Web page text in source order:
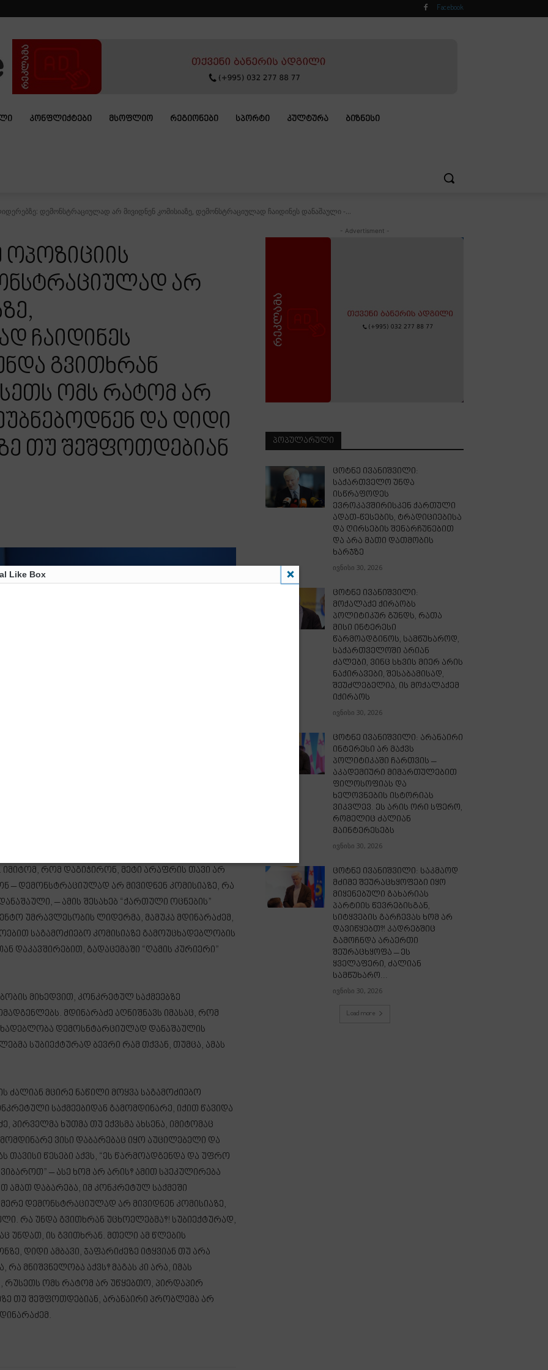
Facebook
ᲙᲝᲜᲤᲚᲘᲥᲢᲔᲑᲘ ᲛᲡᲝᲤᲚᲘᲝ ᲠᲔᲒᲘᲝᲜᲔᲑᲘ ᲡᲞᲝᲠᲢᲘ ᲙᲣᲚᲢᲣᲠᲐ ᲑᲘᲖᲜᲔᲡᲘ
დემონსტრაციულად არ მივიდნენ კომისიაზე, დემონსტრაციულად ჩაიდინეს დანაშაული -...
ოპოზიციის
არ
ჩაიდინეს
გვითხრან
ომს რატომ არ
და დიდი
თუ შეშფოთდებიან
რომ დაგიჭირონ, მეტი არაფრის თავი არ
– დემონსტრაციულად არ მივიდნენ კომისიაზე, რა
– ამის შესახებ “ქართული ოცნების”
უმრავლესობის ლიდერმა, მამუკა მდინარაძემ,
საგამოძიებო კომისიაზე გამოუცხადებლობის
დაკავშირებით, გადაცემაში “ღამის კურიერი”
მიხედვით, კონკრეტულ საქმეებზე
მდინარაძე აღნიშნავს იმასაც, რომ
დემოსნტარციულად დანაშაულის
სუბიექტურად ბევრი რამ თქვან, თუმცა, ამას
ძალიან მცირე ნაწილი მოყვა საგამოძიებო
საქმეებიდან გამომდინარე, იქით წავიდა
პირველმა ხუთმა თუ ექვსმა ახსენა, იმიტომაც
ვისი დაბარებაც იყო აუცილებელი და
თავისი წესები აქვს, “ეს წარმოადგენდა და უფრო
– ასე ხომ არ არის? ამით სპეკულირება
ამათ დაბარება, იმ კონკრეტულ საქმეში
დემონსტრაციულად არ მივიდნენ კომისიაზე,
რა უნდა გვითხრან უცხოელებმა?! სუბიექტურად,
უნდათ, ის გვითხრან. მთელი ამ წლების
დიდი ამბავი, ჯაფარიძეზე იტყვიან თუ არა
მნიშვნელობა აქვს? მაგას კი არა, იმას
რუსეთს ომს რატომ არ უწყებთო, პირდაპირ
თუ შეშფოთდებიან, არანაირი პრობლემა არ
- Advertisment -
ᲞᲝᲞᲣᲚᲐᲠᲣᲚᲘ
ცოტნე ივანიშვილი:
საქართველო უნდა
ისწრაფოდეს
ევროკავშირისკენ ქართული
ადათ-წესების, ტრადიციებისა
და ღირსების შენარჩუნებით
და არა მათი დათმობის
ხარჯზე
ივნისი 30, 2026
ცოტნე ივანიშვილი:
მოქალაქე ქირაობს
პოლიტიკურ გუნდს, რათა
მისი ინტერესი
წარმოადგინოს, სამწუხაროდ,
საქართველოში არიან
ძალები, ვინც სხვის მიერ არის
ნაქირავები, შესაბამისად,
შეუძლებელია, ის მოქალაქემ
იქირაოს
ივნისი 30, 2026
ცოტნე ივანიშვილი: არანაირი
ინტერესი არ მაქვს
პოლიტიკაში ჩართვის –
აკადემიური მიმართულებით
ფილოსოფიას და
ხელოვნების ისტორიას
ვიკვლევ. ეს არის ორი სფერო,
რომელიც ძალიან
მაინტერესებს
ივნისი 30, 2026
ცოტნე ივანიშვილი: საკმაოდ
მძიმე შეურაცხყოფები იყო
მიყენებული გახარიას
პარტიის წევრებისგან,
სიტყვების გარჩევას ხომ არ
დავიწყებთ?! კადრებშიც
გამოჩნდა არაერთი
შეურაცხყოფა – ეს
ყველაფერი, ძალიან
სამწუხარო...
ივნისი 30, 2026
Load more
Like Box